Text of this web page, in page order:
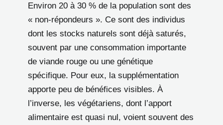
Environ 20 à 30 % de la population sont des
« non-répondeurs ». Ce sont des individus
dont les stocks naturels sont déjà saturés,
souvent par une consommation importante
de viande rouge ou une génétique
spécifique. Pour eux, la supplémentation
apporte peu de bénéfices visibles. À
l’inverse, les végétariens, dont l’apport
alimentaire est quasi nul, voient souvent des